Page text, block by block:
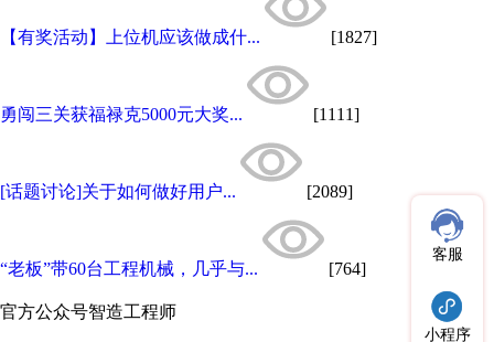
【有奖活动】上位机应该做成什... [1827]
勇闯三关获福禄克5000元大奖... [1111]
[话题讨论]关于如何做好用户... [2089]
“老板”带60台工程机械，几乎与... [764]
官方公众号智造工程师
客服
小程序